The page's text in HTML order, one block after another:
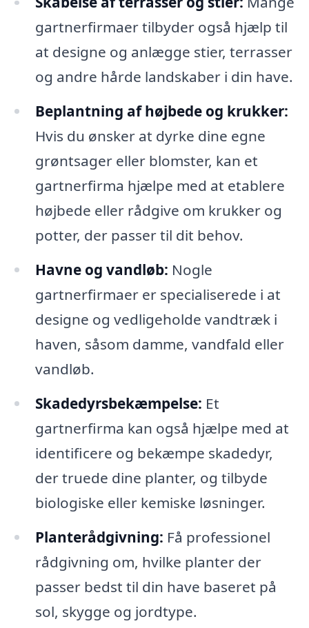
gartnerfirmaer tilbyder også hjælp til
at designe og anlægge stier, terrasser
og andre hårde landskaber i din have.
Beplantning af højbede og krukker:
Hvis du ønsker at dyrke dine egne
grøntsager eller blomster, kan et
gartnerfirma hjælpe med at etablere
højbede eller rådgive om krukker og
potter, der passer til dit behov.
Havne og vandløb: Nogle
gartnerfirmaer er specialiserede i at
designe og vedligeholde vandtræk i
haven, såsom damme, vandfald eller
vandløb.
Skadedyrsbekæmpelse: Et
gartnerfirma kan også hjælpe med at
identificere og bekæmpe skadedyr,
der truede dine planter, og tilbyde
biologiske eller kemiske løsninger.
Planterådgivning: Få professionel
rådgivning om, hvilke planter der
passer bedst til din have baseret på
sol, skygge og jordtype.